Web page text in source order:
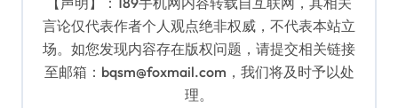
言论仅代表作者个人观点绝非权威，不代表本站立
场。如您发现内容存在版权问题，请提交相关链接
至邮箱：bqsm@foxmail.com，我们将及时予以处
理。